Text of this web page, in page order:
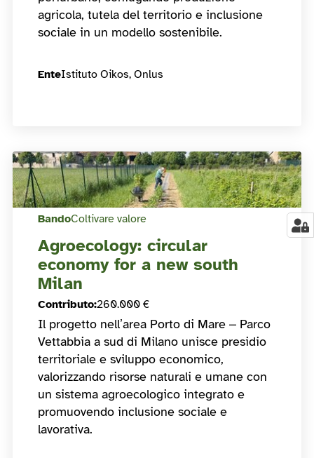
agricola, tutela del territorio e inclusione
sociale in un modello sostenibile.
EnteIstituto Oikos, Onlus
BandoColtivare valore
Agroecology: circular
economy for a new south
Milan
Contributo:260.000 €
Il progetto nell’area Porto di Mare – Parco
Vettabbia a sud di Milano unisce presidio
territoriale e sviluppo economico,
valorizzando risorse naturali e umane con
un sistema agroecologico integrato e
promuovendo inclusione sociale e
lavorativa.